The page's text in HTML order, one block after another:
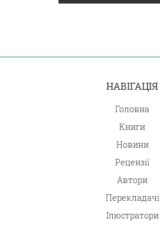
НАВІГАЦІЯ
Головна
Книги
Новини
Рецензії
Автори
Перекладачі
Ілюстратори